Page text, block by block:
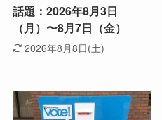
話題：2026年8月3日
（月）〜8月7日（金）
2026年8月8日(土)